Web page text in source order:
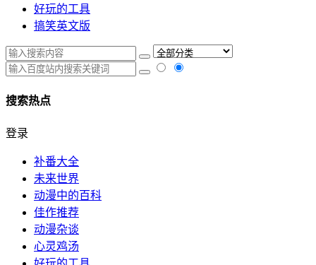
好玩的工具
搞笑英文版
搜索热点
登录
补番大全
未来世界
动漫中的百科
佳作推荐
动漫杂谈
心灵鸡汤